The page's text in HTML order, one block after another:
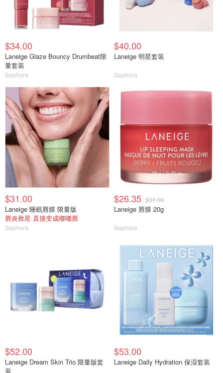
$34.00
Laneige Glaze Bouncy Drumbeat限
量套装
Sephora
$40.00
Laneige 明星套装
Sephora
$31.00
Laneige 睡眠唇膜 限量版
唇炎救星 直接变成嘟嘟唇
Sephora
$26.35 $31.00
Laneige 唇膜 20g
Sephora
$52.00
Laneige Dream Skin Trio 限量版套
装
$53.00
Laneige Daily Hydration 保湿套装